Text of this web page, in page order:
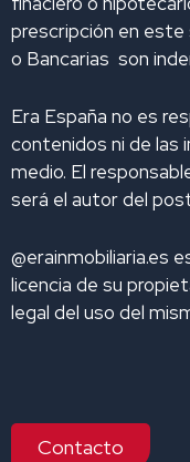
prescripción en
o Bancarias son
Era España no es
contenidos ni de las
medio. El
será el autor del
@erainmobiliaria.es
licencia de su
legal del uso del
Contacto